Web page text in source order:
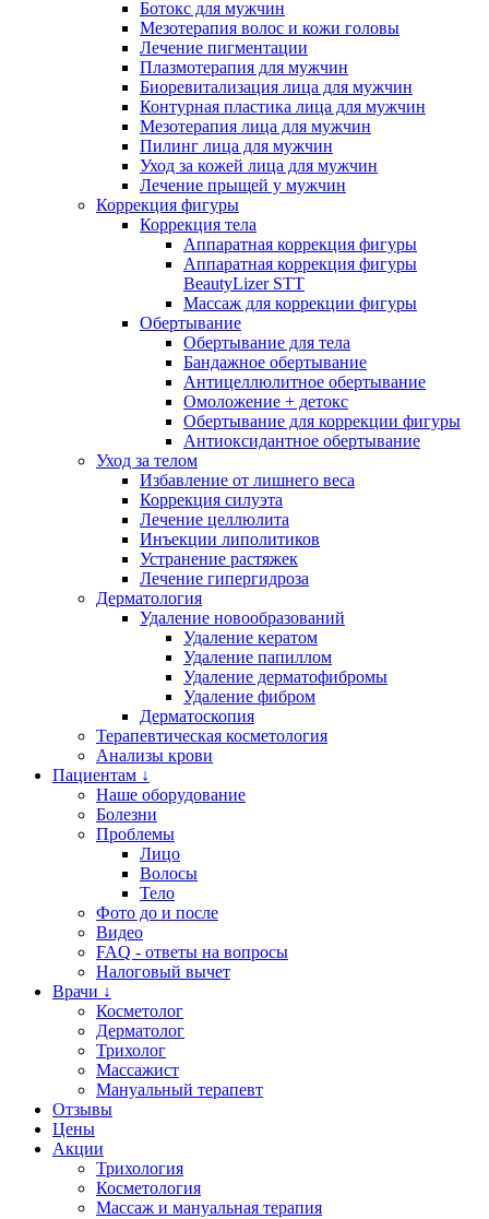
Ботокс для мужчин
Мезотерапия волос и кожи головы
Лечение пигментации
Плазмотерапия для мужчин
Биоревитализация лица для мужчин
Контурная пластика лица для мужчин
Мезотерапия лица для мужчин
Пилинг лица для мужчин
Уход за кожей лица для мужчин
Лечение прыщей у мужчин
Коррекция фигуры
Коррекция тела
Аппаратная коррекция фигуры
Аппаратная коррекция фигуры
BeautyLizer STT
Массаж для коррекции фигуры
Обертывание
Обертывание для тела
Бандажное обертывание
Антицеллюлитное обертывание
Омоложение + детокс
Обертывание для коррекции фигуры
Антиоксидантное обертывание
Уход за телом
Избавление от лишнего веса
Коррекция силуэта
Лечение целлюлита
Инъекции липолитиков
Устранение растяжек
Лечение гипергидроза
Дерматология
Удаление новообразований
Удаление кератом
Удаление папиллом
Удаление дерматофибромы
Удаление фибром
Дерматоскопия
Терапевтическая косметология
Анализы крови
Пациентам ↓
Наше оборудование
Болезни
Проблемы
Лицо
Волосы
Тело
Фото до и после
Видео
FAQ - ответы на вопросы
Налоговый вычет
Врачи ↓
Косметолог
Дерматолог
Трихолог
Массажист
Мануальный терапевт
Отзывы
Цены
Акции
Трихология
Косметология
Массаж и мануальная терапия